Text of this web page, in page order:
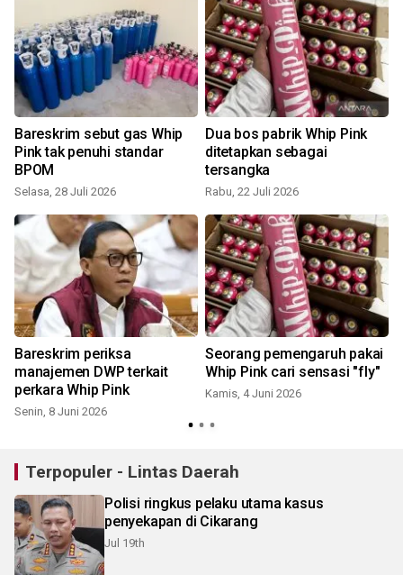
Bareskrim sebut gas Whip
Pink tak penuhi standar
BPOM
Selasa, 28 Juli 2026
Dua bos pabrik Whip Pink
ditetapkan sebagai
tersangka
Rabu, 22 Juli 2026
Bareskrim periksa
manajemen DWP terkait
perkara Whip Pink
Senin, 8 Juni 2026
Seorang pemengaruh pakai
Whip Pink cari sensasi "fly"
Kamis, 4 Juni 2026
Terpopuler - Lintas Daerah
Polisi ringkus pelaku utama kasus
penyekapan di Cikarang
Jul 19th